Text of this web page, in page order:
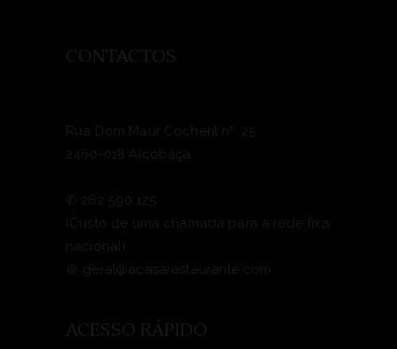
CONTACTOS
Rua Dom Maur Cocheril nº 25
2460-018 Alcobaça
✆ 262 590 125
(Custo de uma chamada para a rede fixa
nacional)
＠ geral@acasarestaurante.com
ACESSO RÁPIDO